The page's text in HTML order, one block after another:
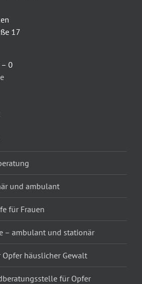
17
0
und ambulant
für Frauen
– ambulant und stationär
häuslicher Gewalt
für Opfer